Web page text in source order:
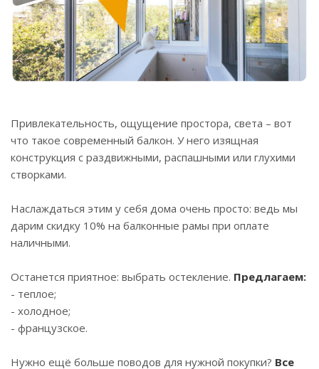
Привлекательность, ощущение простора, света – вот
что такое современный балкон. У него изящная
конструкция с раздвижными, распашными или глухими
створками.
Наслаждаться этим у себя дома очень просто: ведь мы
дарим скидку 10% на балконные рамы при оплате
наличными.
Останется приятное: выбрать остекление. Предлагаем:
- теплое;
- холодное;
- французское.
Нужно ещё больше поводов для нужной покупки? Все